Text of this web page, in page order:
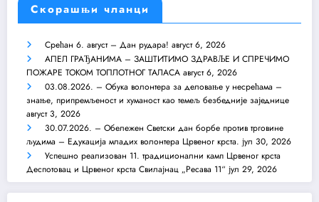
Скорашњи чланци
Срећан 6. август – Дан рудара! август 6, 2026
АПЕЛ ГРАЂАНИМА – ЗАШТИТИМО ЗДРАВЉЕ И СПРЕЧИМО
ПОЖАРЕ ТОКОМ ТОПЛОТНОГ ТАЛАСА август 6, 2026
03.08.2026. – Обука волонтера за деловање у несрећама –
знање, припремљеност и хуманост као темељ безбедније заједнице
август 3, 2026
30.07.2026. – Обележен Светски дан борбе против трговине
људима – Едукација младих волонтера Црвеног крста. јул 30, 2026
Успешно реализован 11. традиционални камп Црвеног крста
Деспотовац и Црвеног крста Свилајнац „Ресава 11“ јул 29, 2026